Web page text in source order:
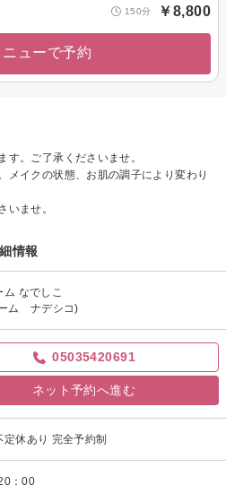
150分 ￥8,800
ニューで予約
す。ご了承くださいませ。
メイクの状態、お肌の調子により変わり
いませ。
情報
ム なでしこ
ム ナデシコ)
05035420691
ネット予約へ進む
定休あり 完全予約制
：00